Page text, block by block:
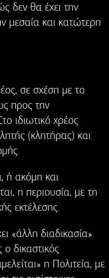
δεν θα έχει την
μεσαία και κατώτερη
σε σχέση με το
προς την
ιδιωτικό χρέος
(κλητήρας) και
ή ακόμη και
η περιουσία, με τη
εκτέλεσης.
«άλλη διαδικασία».
δικαστικός
η Πολιτεία, με